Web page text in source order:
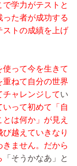
で学力がテストと
た者が成功する
ストの成績を上げ
って今を生きて
ねて自分の世界
ャレンジしてい
って初めて「自
は何か」が見え
び越えていきなり
ません。 だから
「そうかなあ」と